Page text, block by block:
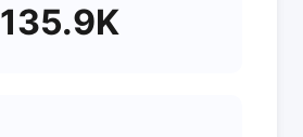
135.9K